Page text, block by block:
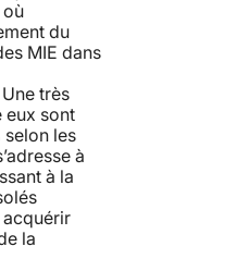
où
du
MIE dans
très
eux sont
les
à
à la
acquérir
la